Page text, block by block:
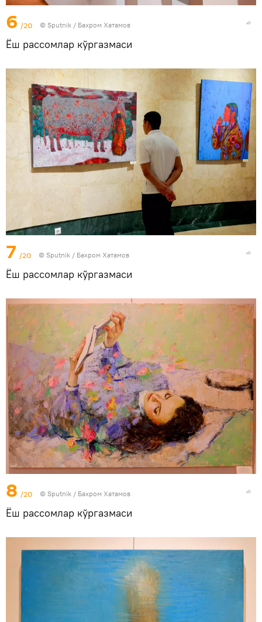
6 /20 © Sputnik / Бахром Хатамов
Ёш рассомлар кўргазмаси
7 /20 © Sputnik / Бахром Хатамов
Ёш рассомлар кўргазмаси
8 /20 © Sputnik / Бахром Хатамов
Ёш рассомлар кўргазмаси